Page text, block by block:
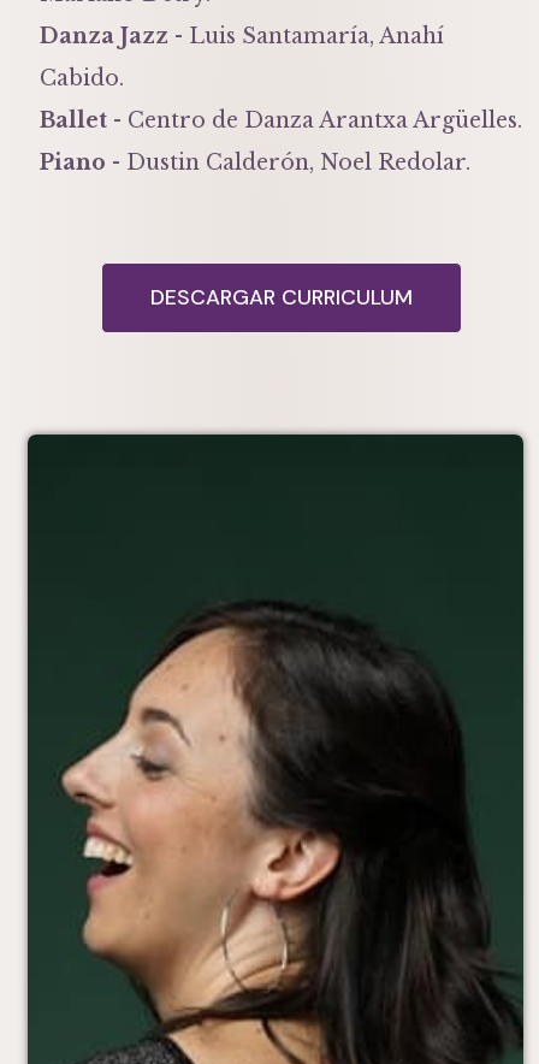
Danza Jazz - Luis Santamaría, Anahí
Cabido.
Ballet - Centro de Danza Arantxa Argüelles.
Piano - Dustin Calderón, Noel Redolar.
DESCARGAR CURRICULUM